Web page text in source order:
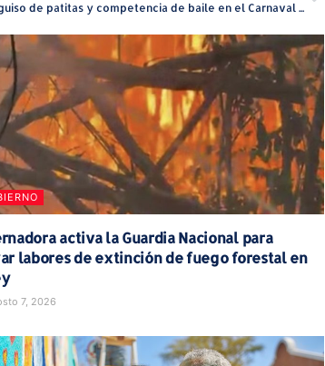
Gigante guiso de patitas y competencia de baile en el Carnaval Mabó 2025
activa la Guardia Nacional para
labores de extinción de fuego forestal en
7, 2026